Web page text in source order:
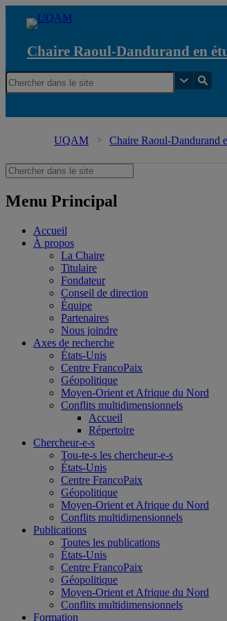
Chaire Raoul-Dandurand en
UQAM Chaire Raoul-Dandurand
Menu Principal
Accueil
À propos
La Chaire
Titulaire
Fondateur
Conseil de direction
Équipe
Partenaires
Nous joindre
Axes de recherche
États-Unis
Centre FrancoPaix
Géopolitique
Moyen-Orient et Afrique du Nord
Conflits multidimensionnels
Accueil
Répertoire
Chercheur-e-s
Tou-te-s les chercheur-e-s
États-Unis
Centre FrancoPaix
Géopolitique
Moyen-Orient et Afrique du Nord
Conflits multidimensionnels
Publications
Toutes les publications
États-Unis
Centre FrancoPaix
Géopolitique
Moyen-Orient et Afrique du Nord
Conflits multidimensionnels
Formation